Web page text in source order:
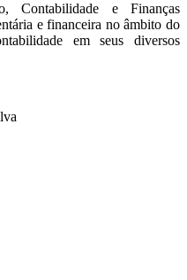
Contabilidade e Finanças
e financeira no âmbito do
em seus diversos